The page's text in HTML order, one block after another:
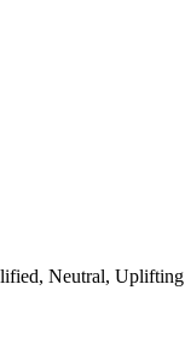
Neutral, Uplifting